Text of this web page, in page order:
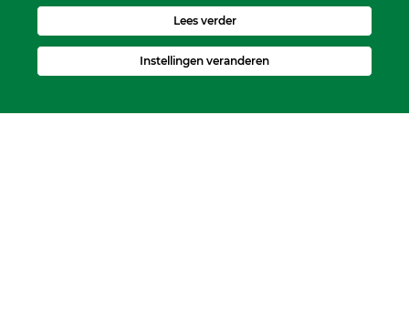
Lees verder
Instellingen veranderen